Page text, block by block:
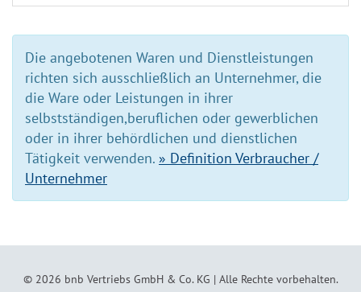
Die angebotenen Waren und Dienstleistungen
richten sich ausschließlich an Unternehmer, die
die Ware oder Leistungen in ihrer
selbstständigen,beruflichen oder gewerblichen
oder in ihrer behördlichen und dienstlichen
Tätigkeit verwenden. » Definition Verbraucher /
Unternehmer
© 2026 bnb Vertriebs GmbH & Co. KG | Alle Rechte vorbehalten.